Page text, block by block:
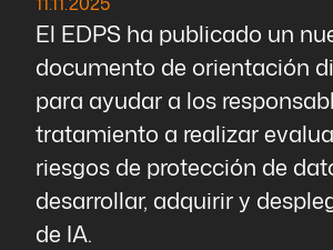
El EDPS ha publicado un
documento de orientación
para ayudar a los
tratamiento a realizar
riesgos de protección de
desarrollar, adquirir y
de IA.